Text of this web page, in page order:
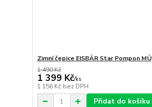
Zimní čepice EISBÄR Star Pompon MÜ
1 490 Kč
1 399 Kč/ks
1 156 Kč bez DPH
Přidat do košíku